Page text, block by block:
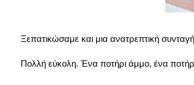
Ξεπατικώσαμε και μια ανατρεπτική
Πολλή εύκολη. Ένα ποτήρι άμμο, ένα